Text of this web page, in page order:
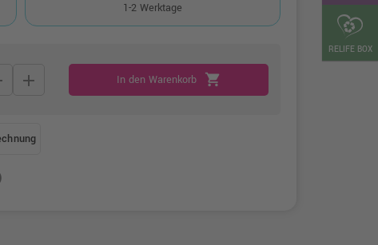
RELIFE BOX
1-2 Werktage
add In den Warenkorb shopping_cart